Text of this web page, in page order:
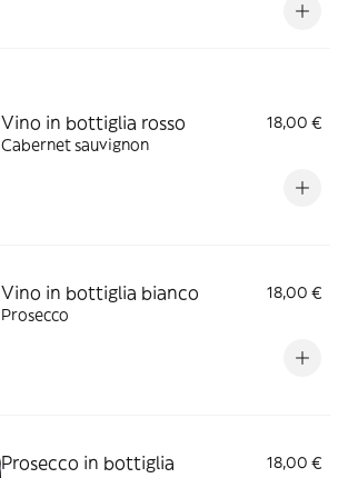
Vino in bottiglia rosso
18,00 €
Cabernet sauvignon
Vino in bottiglia bianco
18,00 €
Prosecco
Prosecco in bottiglia
18,00 €